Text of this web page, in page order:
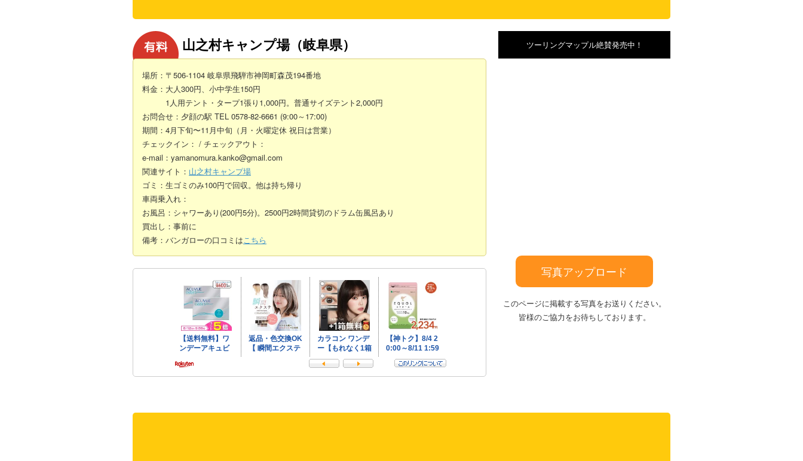
山之村キャンプ場（岐阜県）
場所：〒506-1104 岐阜県飛騨市神岡町森茂194番地
料金：大人300円、小中学生150円
1人用テント・タープ1張り1,000円。普通サイズテント2,000円
お問合せ：夕顔の駅 TEL 0578-82-6661 (9:00～17:00)
期間：4月下旬〜11月中旬（月・火曜定休 祝日は営業）
チェックイン： / チェックアウト：
e-mail：yamanomura.kanko@gmail.com
関連サイト： 山之村キャンプ場
ゴミ：生ゴミのみ100円で回収。他は持ち帰り
車両乗入れ：
お風呂：シャワーあり(200円5分)。2500円2時間貸切のドラム缶風呂あり
買出し：事前に
備考：バンガローの口コミはこちら
ツーリングマップル絶賛発売中！
写真アップロード
このページに掲載する写真をお送りください。
皆様のご協力をお待ちしております。